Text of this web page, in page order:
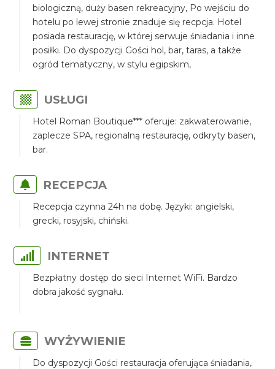
biologiczną, duży basen rekreacyjny, Po wejściu do
hotelu po lewej stronie znaduje się recpcja. Hotel
posiada restaurację, w której serwuje śniadania i inne
posiłki. Do dyspozycji Gości hol, bar, taras, a także
ogród tematyczny, w stylu egipskim,
USŁUGI
Hotel Roman Boutique*** oferuje: zakwaterowanie,
zaplecze SPA, regionalną restaurację, odkryty basen,
bar.
RECEPCJA
Recepcja czynna 24h na dobę. Języki: angielski,
grecki, rosyjski, chiński.
INTERNET
Bezpłatny dostęp do sieci Internet WiFi. Bardzo
dobra jakość sygnału.
WYŻYWIENIE
Do dyspozycji Gości restauracja oferująca śniadania,